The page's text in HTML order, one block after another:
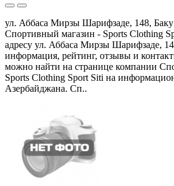
ул. Аббаса Мирзы Шарифзаде, 148, Баку
Спортивный магазин - Sports Clothing
адресу ул. Аббаса Мирзы Шарифзаде,
информация, рейтинг, отзывы и
можно найти на странице компании
Sports Clothing Sport Siti на
Азербайджана. Сп..